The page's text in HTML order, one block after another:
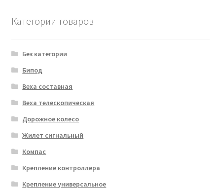
Категории товаров
Без категории
Бипод
Веха составная
Веха телескопическая
Дорожное колесо
Жилет сигнальный
Компас
Крепление контроллера
Крепление универсальное